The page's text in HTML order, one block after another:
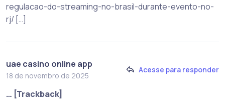
regulacao-do-streaming-no-brasil-durante-evento-no-
rj/ […]
uae casino online app
18 de novembro de 2025
Acesse para responder
… [Trackback]